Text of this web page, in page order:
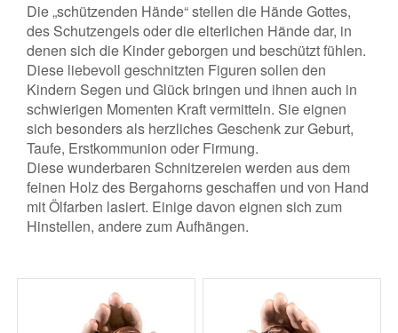
Die „schützenden Hände“ stellen die Hände Gottes,
des Schutzengels oder die elterlichen Hände dar, in
denen sich die Kinder geborgen und beschützt fühlen.
Diese liebevoll geschnitzten Figuren sollen den
Kindern Segen und Glück bringen und ihnen auch in
schwierigen Momenten Kraft vermitteln. Sie eignen
sich besonders als herzliches Geschenk zur Geburt,
Taufe, Erstkommunion oder Firmung.
Diese wunderbaren Schnitzereien werden aus dem
feinen Holz des Bergahorns geschaffen und von Hand
mit Ölfarben lasiert. Einige davon eignen sich zum
Hinstellen, andere zum Aufhängen.